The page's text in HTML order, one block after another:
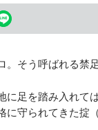
そう呼ばれる禁
足を踏み入れて
に守られてきた掟